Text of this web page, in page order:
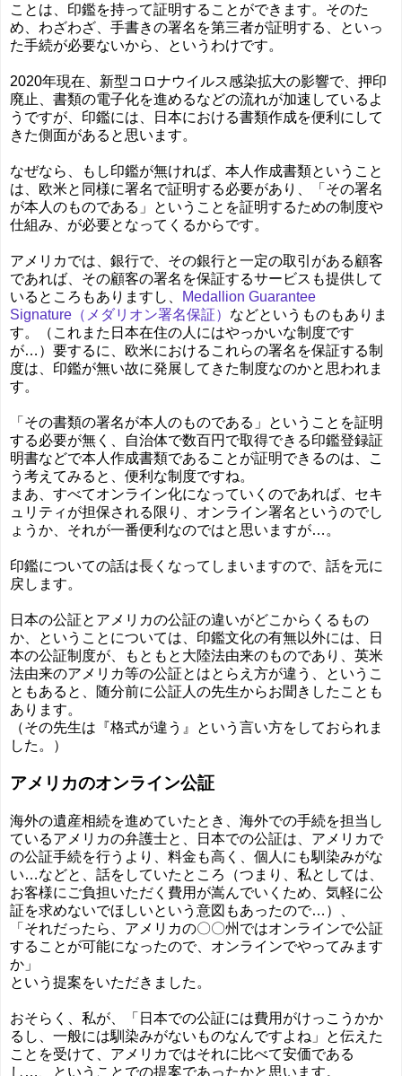
ことは、印鑑を持って証明することができます。そのた
め、わざわざ、手書きの署名を第三者が証明する、といっ
た手続が必要ないから、というわけです。
2020年現在、新型コロナウイルス感染拡大の影響で、押印
廃止、書類の電子化を進めるなどの流れが加速しているよ
うですが、印鑑には、日本における書類作成を便利にして
きた側面があると思います。
なぜなら、もし印鑑が無ければ、本人作成書類ということ
は、欧米と同様に署名で証明する必要があり、「その署名
が本人のものである」ということを証明するための制度や
仕組み、が必要となってくるからです。
アメリカでは、銀行で、その銀行と一定の取引がある顧客
であれば、その顧客の署名を保証するサービスも提供して
いるところもありますし、
Medallion Guarantee
Signature（メダリオン署名保証） などというものもありま
す。（これまた日本在住の人にはやっかいな制度です
が…）要するに、欧米におけるこれらの署名を保証する制
度は、印鑑が無い故に発展してきた制度なのかと思われま
す。
「その書類の署名が本人のものである」ということを証明
する必要が無く、自治体で数百円で取得できる印鑑登録証
明書などで本人作成書類であることが証明できるのは、こ
う考えてみると、便利な制度ですね。
まあ、すべてオンライン化になっていくのであれば、セキ
ュリティが担保される限り、オンライン署名というのでし
ょうか、それが一番便利なのではと思いますが…。
印鑑についての話は長くなってしまいますので、話を元に
戻します。
日本の公証とアメリカの公証の違いがどこからくるもの
か、ということについては、印鑑文化の有無以外には、日
本の公証制度が、もともと大陸法由来のものであり、英米
法由来のアメリカ等の公証とはとらえ方が違う、というこ
ともあると、随分前に公証人の先生からお聞きしたことも
あります。
（その先生は『格式が違う』という言い方をしておられま
した。）
アメリカのオンライン公証
海外の遺産相続を進めていたとき、海外での手続を担当し
ているアメリカの弁護士と、日本での公証は、アメリカで
の公証手続を行うより、料金も高く、個人にも馴染みがな
い…などと、話をしていたところ（つまり、私としては、
お客様にご負担いただく費用が嵩んでいくため、気軽に公
証を求めないでほしいという意図もあったので…）、
「それだったら、アメリカの〇〇州ではオンラインで公証
することが可能になったので、オンラインでやってみます
か」
という提案をいただきました。
おそらく、私が、「日本での公証には費用がけっこうかか
るし、一般には馴染みがないものなんですよね」と伝えた
ことを受けて、アメリカではそれに比べて安価である
し…、ということでの提案であったかと思います。